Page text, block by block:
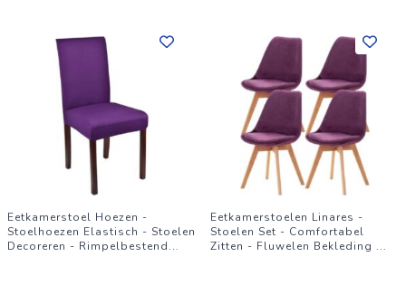
Eetkamerstoel Hoezen -
Stoelhoezen Elastisch - Stoelen
Decoreren - Rimpelbestend...
Eetkamerstoelen Linares -
Stoelen Set - Comfortabel
Zitten - Fluwelen Bekleding ...